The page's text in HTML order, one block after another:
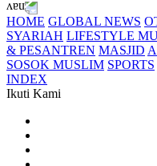
HOME GLOBAL NEWS
SYARIAH LIFESTYLE
& PESANTREN MASJID
SOSOK MUSLIM SPORTS
INDEX
Ikuti Kami